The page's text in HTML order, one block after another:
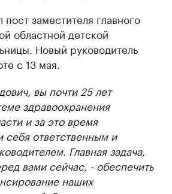
заместителя главного
областной детской
Новый руководитель
с 13 мая.
вы почти 25 лет
здравоохранения
и за это время
себя ответственным и
Главная задача,
вами сейчас, - обеспечить
наших